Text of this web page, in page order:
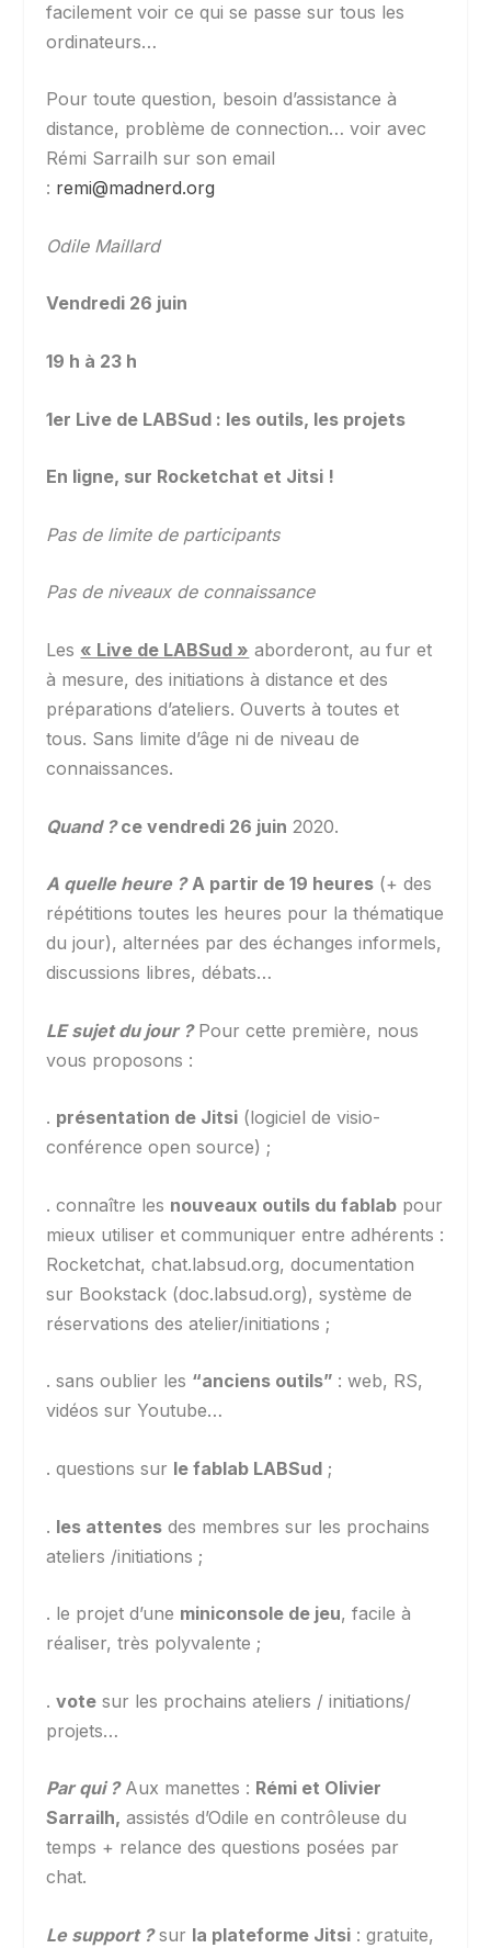
facilement voir ce qui se passe sur tous les
ordinateurs…
Pour toute question, besoin d’assistance à
distance, problème de connection… voir avec
Rémi Sarrailh sur son email
: remi@madnerd.org
Odile Maillard
Vendredi 26 juin
19 h à 23 h
1er Live de LABSud : les outils, les projets
En ligne, sur Rocketchat et Jitsi !
Pas de limite de participants
Pas de niveaux de connaissance
Les « Live de LABSud » aborderont, au fur et
à mesure, des initiations à distance et des
préparations d’ateliers. Ouverts à toutes et
tous. Sans limite d’âge ni de niveau de
connaissances.
Quand ?ce vendredi 26 juin 2020.
A quelle heure ? A partir de 19 heures (+ des
répétitions toutes les heures pour la thématique
du jour), alternées par des échanges informels,
discussions libres, débats…
LE sujet du jour ?Pour cette première, nous
vous proposons :
. présentation de Jitsi (logiciel de visio-
conférence open source) ;
. connaître les nouveaux outils du fablab pour
mieux utiliser et communiquer entre adhérents :
Rocketchat, chat.labsud.org, documentation
sur Bookstack (doc.labsud.org), système de
réservations des atelier/initiations ;
. sans oublier les “anciens outils” : web, RS,
vidéos sur Youtube…
. questions sur le fablab LABSud ;
. les attentes des membres sur les prochains
ateliers /initiations ;
. le projet d’une miniconsole de jeu, facile à
réaliser, très polyvalente ;
.vote sur les prochains ateliers / initiations/
projets…
Par qui ?Aux manettes : Rémi et Olivier
Sarrailh, assistés d’Odile en contrôleuse du
temps + relance des questions posées par
chat.
Le support ?sur la plateforme Jitsi : gratuite,